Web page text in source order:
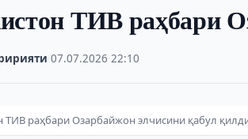
ТИВ раҳбари
·07.07.2026 ·22:10
ТИВ раҳбари Озарбайжон элчисини қабул